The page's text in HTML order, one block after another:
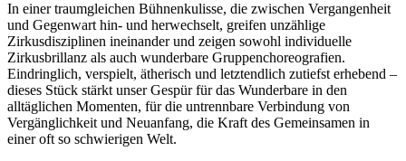
In einer traumgleichen Bühnenkulisse, die zwischen Vergangenheit
und Gegenwart hin- und herwechselt, greifen unzählige
Zirkusdisziplinen ineinander und zeigen sowohl individuelle
Zirkusbrillanz als auch wunderbare Gruppenchoreografien.
Eindringlich, verspielt, ätherisch und letztendlich zutiefst erhebend –
dieses Stück stärkt unser Gespür für das Wunderbare in den
alltäglichen Momenten, für die untrennbare Verbindung von
Vergänglichkeit und Neuanfang, die Kraft des Gemeinsamen in
einer oft so schwierigen Welt.